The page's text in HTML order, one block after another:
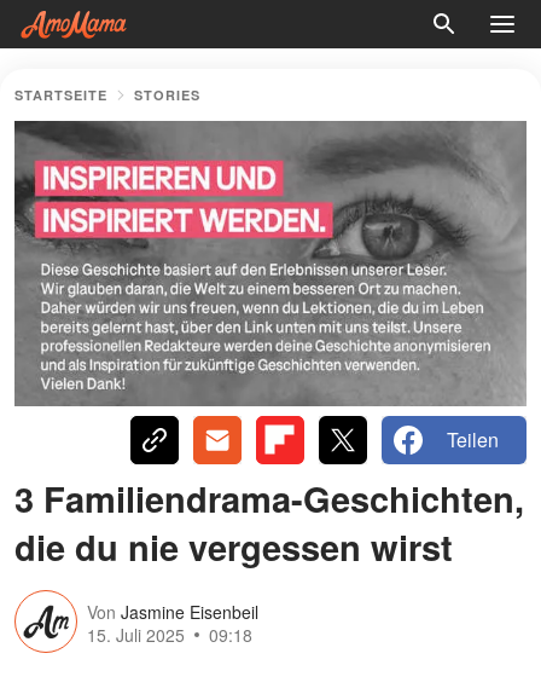
STARTSEITE STORIES
Teilen
3 Familiendrama-Geschichten,
die du nie vergessen wirst
Von Jasmine Eisenbeil
15. Juli 2025
09:18